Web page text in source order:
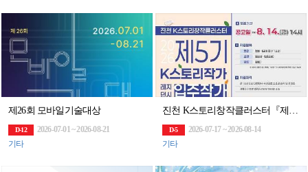
제26회 모바일기술대상
D-12
2026-07-01 ~ 2026-08-21
기타
진천 K스토리창작클러스터『제5기 K스토리작가 레지던시 입주작가』(~8/14)
D-5
2026-07-17 ~ 2026-08-14
기타